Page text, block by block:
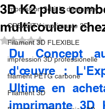
impression 3d à la demande.
CREALITY imprimante 3D
Filament 3D FLEXIBLE
impression 3D professionelle
filament PETG carbone
Filament 3D
3D K2 plus
multicouleur
Noté NaN étoiles sur 5.
Du Concept
d'œuvre :
Ultime en
imprimante 3D